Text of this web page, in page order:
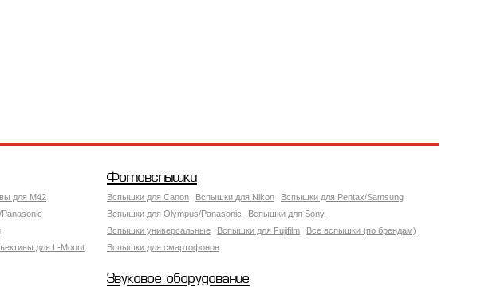
для M42
для L-Mount
Фотовспышки
Вспышки для Canon Вспышки для Nikon
Вспышки для Pentax/Samsung
Вспышки для Olympus/Panasonic
Вспышки для Sony
Вспышки универсальные
Вспышки для Fujifilm
Все вспышки (по брендам)
Вспышки для смартофонов
Звуковое оборудование